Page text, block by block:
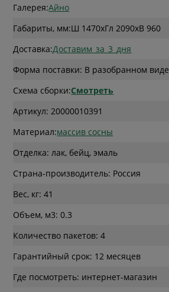
Галерея:Айно
Габариты, мм:Ш 1470xГл 2090xВ 960
Доставка:Доставим_за_3_дня
Форма поставки: В разобранном виде
Схема сборки:Смотреть
Артикул: 20000010391
Материал:массив сосны
Отделка: лак, бейц, эмаль
Страна-производитель: Россия
Вес, кг: 41
Объем, м3: 0.3
Количество пакетов: 4
Гарантийный срок: 12 месяцев
Где посмотреть: интернет-магазин